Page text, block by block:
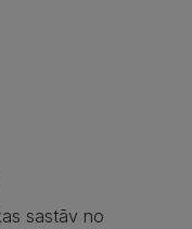
sastāv no